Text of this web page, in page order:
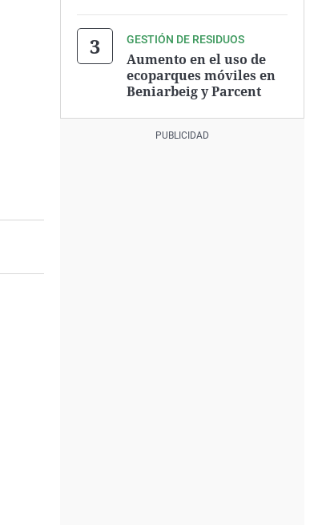
GESTIÓN DE RESIDUOS
Aumento en el uso de
ecoparques móviles en
Beniarbeig y Parcent